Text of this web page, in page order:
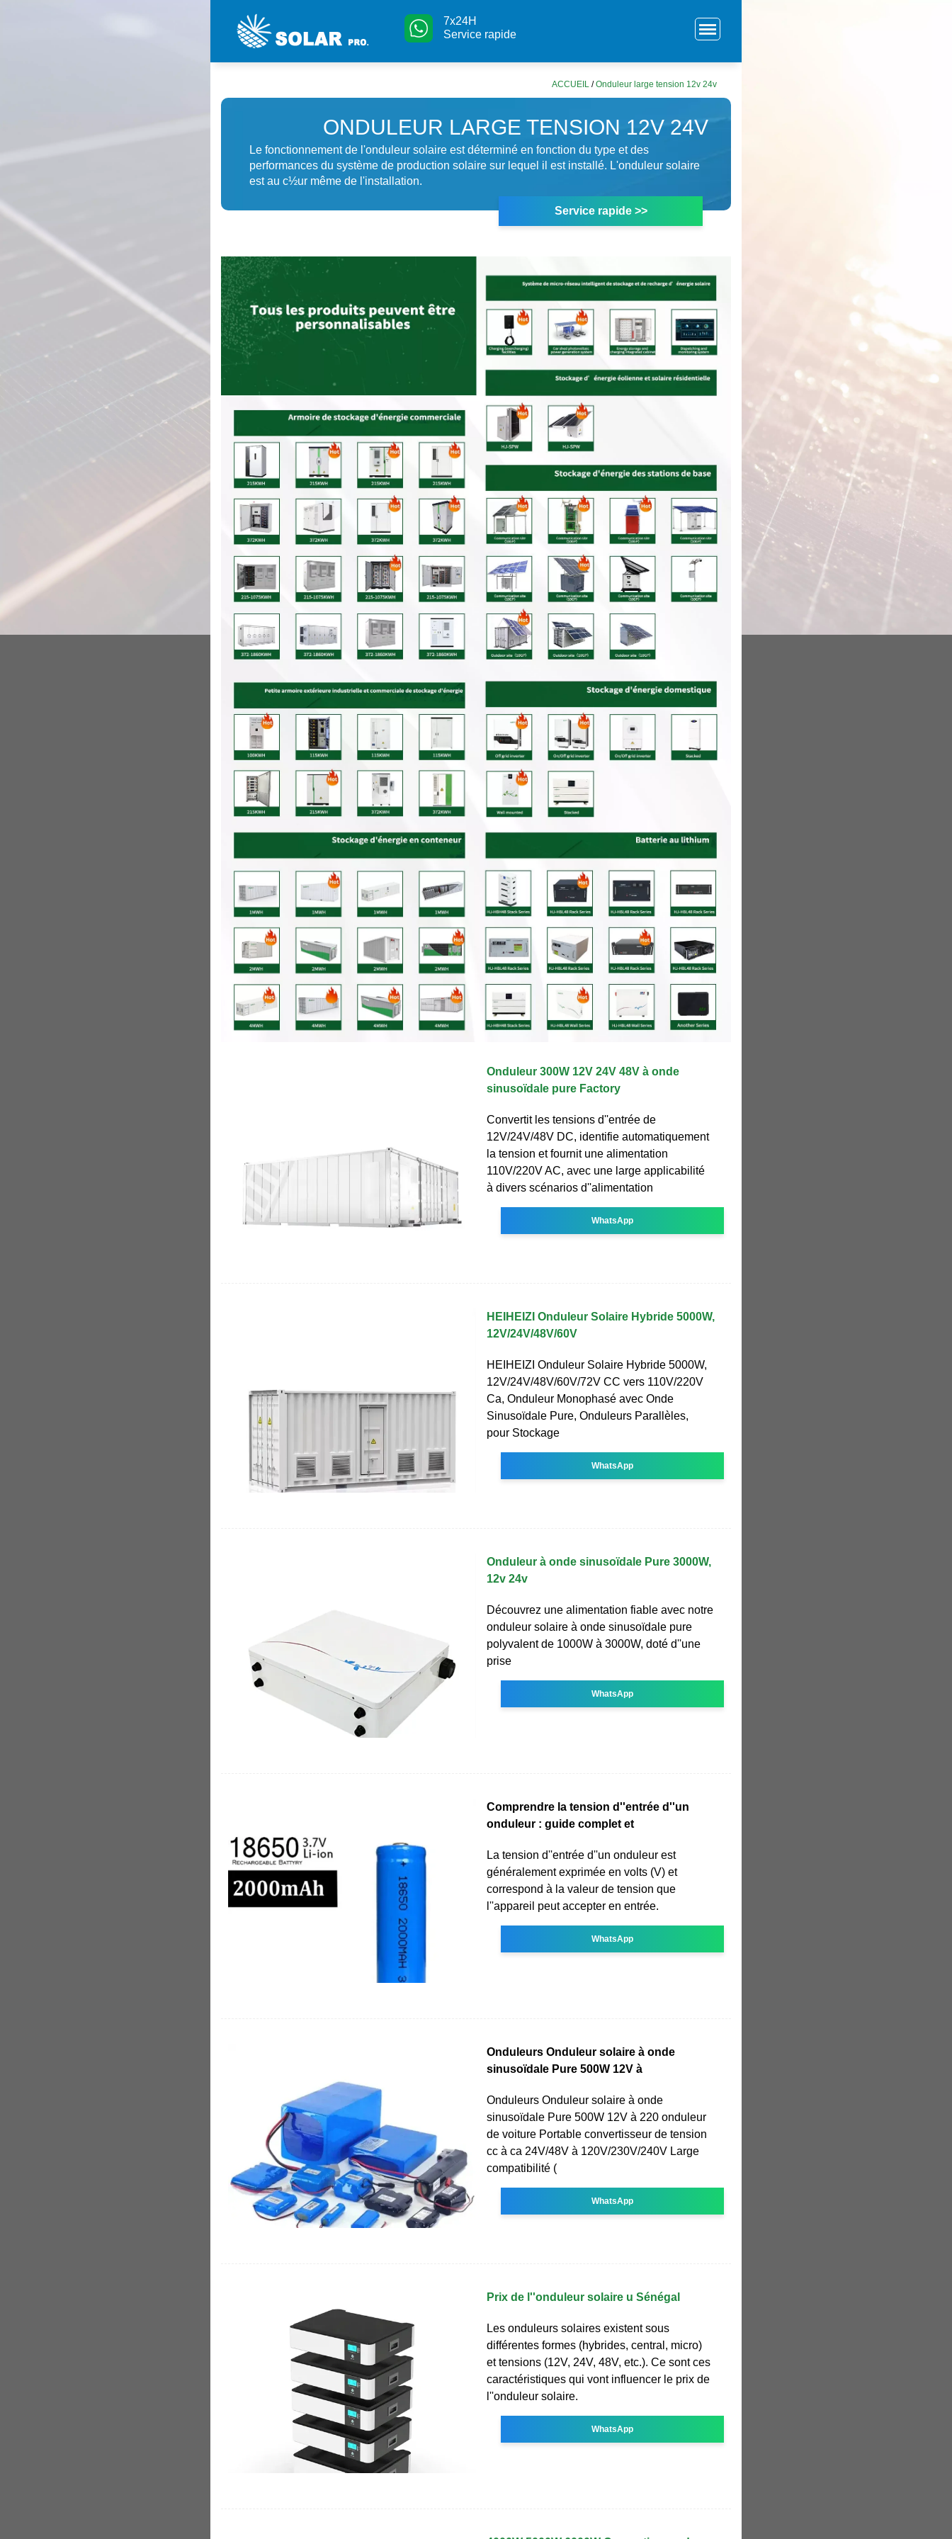
7x24H
Service rapide
ACCUEIL /Onduleur large tension 12v 24v
ONDULEUR LARGE TENSION 12V 24V
Le fonctionnement de l'onduleur solaire est déterminé en fonction du type et des
performances du système de production solaire sur lequel il est installé. L'onduleur solaire
est au c½ur même de l'installation.
Service rapide >>
Onduleur 300W 12V 24V 48V à onde
sinusoïdale pure Factory
Convertit les tensions d''entrée de
12V/24V/48V DC, identifie automatiquement
la tension et fournit une alimentation
110V/220V AC, avec une large applicabilité
à divers scénarios d''alimentation
WhatsApp
HEIHEIZI Onduleur Solaire Hybride 5000W,
12V/24V/48V/60V
HEIHEIZI Onduleur Solaire Hybride 5000W,
12V/24V/48V/60V/72V CC vers 110V/220V
Ca, Onduleur Monophasé avec Onde
Sinusoïdale Pure, Onduleurs Parallèles,
pour Stockage
WhatsApp
Onduleur à onde sinusoïdale Pure 3000W,
12v 24v
Découvrez une alimentation fiable avec notre
onduleur solaire à onde sinusoïdale pure
polyvalent de 1000W à 3000W, doté d''une
prise
WhatsApp
Comprendre la tension d''entrée d''un
onduleur : guide complet et
La tension d''entrée d''un onduleur est
généralement exprimée en volts (V) et
correspond à la valeur de tension que
l''appareil peut accepter en entrée.
WhatsApp
Onduleurs Onduleur solaire à onde
sinusoïdale Pure 500W 12V à
Onduleurs Onduleur solaire à onde
sinusoïdale Pure 500W 12V à 220 onduleur
de voiture Portable convertisseur de tension
cc à ca 24V/48V à 120V/230V/240V Large
compatibilité (
WhatsApp
Prix de l''onduleur solaire u Sénégal
Les onduleurs solaires existent sous
différentes formes (hybrides, central, micro)
et tensions (12V, 24V, 48V, etc.). Ce sont ces
caractéristiques qui vont influencer le prix de
l''onduleur solaire.
WhatsApp